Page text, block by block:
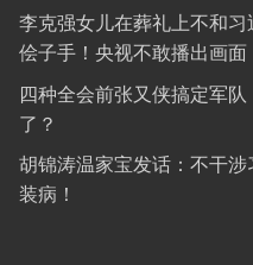
李克强女儿在葬礼上不和习
侩子手！央视不敢播出画面
四种全会前张又侠搞定军
了？
胡锦涛温家宝发话：不干
装病！